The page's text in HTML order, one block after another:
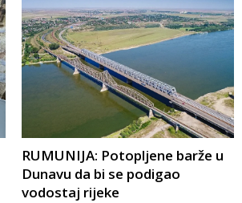
RUMUNIJA: Potopljene barže u
Dunavu da bi se podigao
vodostaj rijeke